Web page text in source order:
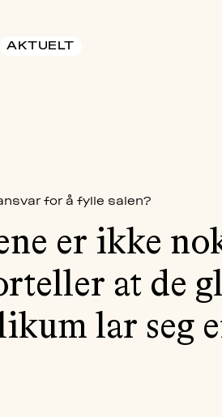
AKTUELT
for å fylle salen?
er ikke
at de
lar seg